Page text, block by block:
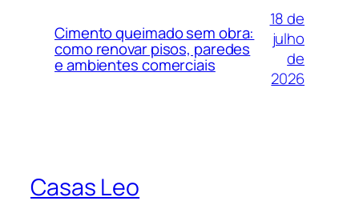
Cimento queimado sem obra:
como renovar pisos, paredes
e ambientes comerciais
18 de
julho
de
2026
Casas Leo